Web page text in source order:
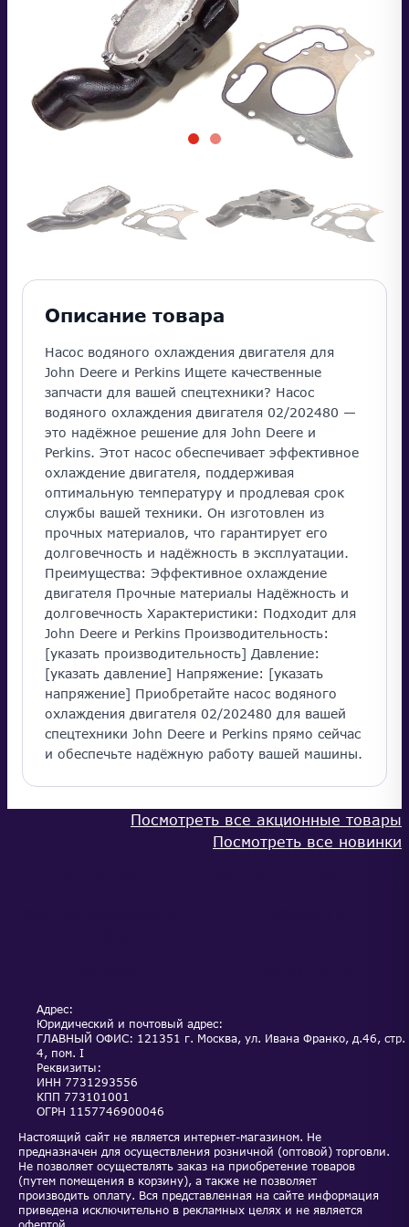
Описание товара
Насос водяного охлаждения двигателя для
John Deere и Perkins Ищете качественные
запчасти для вашей спецтехники? Насос
водяного охлаждения двигателя 02/202480 —
это надёжное решение для John Deere и
Perkins. Этот насос обеспечивает эффективное
охлаждение двигателя, поддерживая
оптимальную температуру и продлевая срок
службы вашей техники. Он изготовлен из
прочных материалов, что гарантирует его
долговечность и надёжность в эксплуатации.
Преимущества: Эффективное охлаждение
двигателя Прочные материалы Надёжность и
долговечность Характеристики: Подходит для
John Deere и Perkins Производительность:
[указать производительность] Давление:
[указать давление] Напряжение: [указать
напряжение] Приобретайте насос водяного
охлаждения двигателя 02/202480 для вашей
спецтехники John Deere и Perkins прямо сейчас
и обеспечьте надёжную работу вашей машины.
Посмотреть все акционные товары
Посмотреть все новинки
Адрес:
Юридический и почтовый адрес:
ГЛАВНЫЙ ОФИС: 121351 г. Москва, ул. Ивана Франко, д.46, стр.
4, пом. I
Реквизиты:
ИНН 7731293556
КПП 773101001
ОГРН 1157746900046
Настоящий сайт не является интернет-магазином. Не
предназначен для осуществления розничной (оптовой) торговли.
Не позволяет осуществлять заказ на приобретение товаров
(путем помещения в корзину), а также не позволяет
производить оплату. Вся представленная на сайте информация
приведена исключительно в рекламных целях и не является